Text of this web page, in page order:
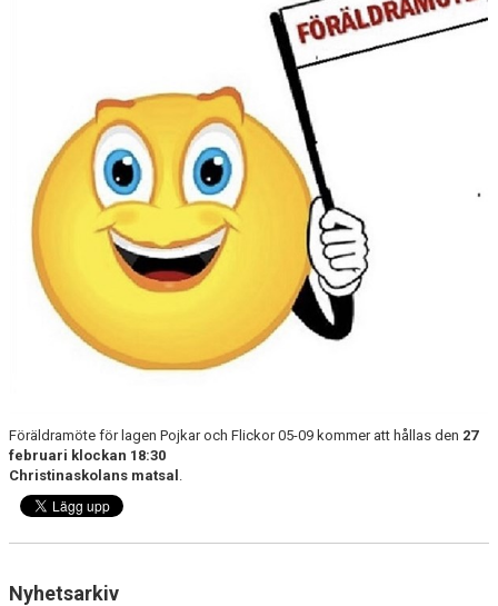
Föräldramöte för lagen Pojkar och Flickor 05-09 kommer att hållas den 27
februari klockan 18:30
Christinaskolans matsal
Nyhetsarkiv